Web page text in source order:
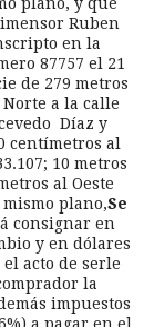
Ruben
en la
87757 el 21
de 279 metros
a la calle
Díaz y
centímetros al
10 metros
al Oeste
plano,Se
consignar en
y en dólares
acto de serle
la
impuestos